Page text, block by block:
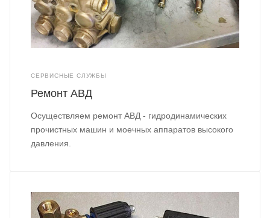
СЕРВИСНЫЕ СЛУЖБЫ
Ремонт АВД
Осуществляем ремонт АВД - гидродинамических
прочистных машин и моечных аппаратов высокого
давления.